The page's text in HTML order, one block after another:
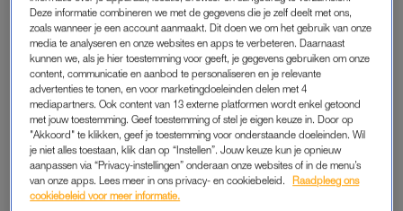
The Voice of Holland. Ze was eerder al te zien in het vierde en
vijfde seizoen en is sinds 2016 een vast gezicht bijThe Voice
Kids. Na vier jaar afwezigheid zat ze dus opnieuw in de rode
stoel. “Ik denk dat ik namens iedereen kan spreken als ik zeg
dat we heel blij waren dat het programma terugkwam. Maar
natuurlijk was het wel spannend om weer in die stoel te zitten.
Je ziet dat ook wel een beetje aan mijn hoofd in de eerste
uitzendingen. De spanning is zichtbaar in mijn gezicht.”
Ze voelde bovendien een grote verantwoordelijkheid om het
Deze informatie combineren we met de gegevens die je zelf deelt met ons,
zoals wanneer je een account aanmaakt. Dit doen we om het gebruik van onze
media te analyseren en onze websites en apps te verbeteren. Daarnaast
kunnen we, als je hier toestemming voor geeft, je gegevens gebruiken om onze
content, communicatie en aanbod te personaliseren en je relevante
advertenties te tonen, en voor marketingdoeleinden delen met 4
mediapartners. Ook content van 13 externe platformen wordt enkel getoond
met jouw toestemming. Geef toestemming of stel je eigen keuze in. Door op
"Akkoord" te klikken, geef je toestemming voor onderstaande doeleinden. Wil
je niet alles toestaan, klik dan op “Instellen”. Jouw keuze kun je opnieuw
aanpassen via “Privacy-instellingen” onderaan onze websites of in de menu’s
van onze apps. Lees meer in ons privacy- en cookiebeleid.
Raadpleeg ons
cookiebeleid voor meer informatie.